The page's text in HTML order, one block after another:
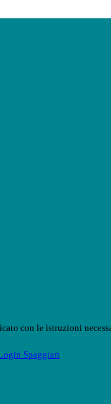
con le istruzioni
Spaggiari